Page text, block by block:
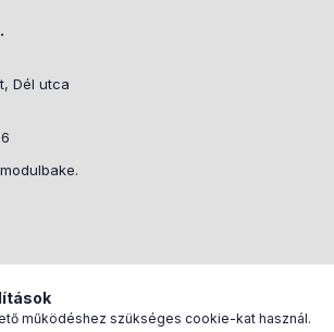
Dél utca
működéshez szükséges cookie-kat használ.